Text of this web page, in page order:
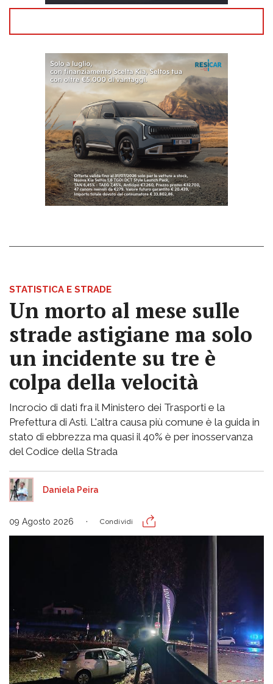
STATISTICA E STRADE
Un morto al mese sulle
strade astigiane ma solo
un incidente su tre è
colpa della velocità
Incrocio di dati fra il Ministero dei Trasporti e la
Prefettura di Asti. L'altra causa più comune è la guida in
stato di ebbrezza ma quasi il 40% è per inosservanza
del Codice della Strada
Daniela Peira
09 Agosto 2026 Condividi